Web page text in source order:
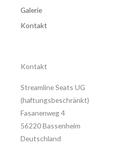
Galerie
Kontakt
Kontakt
Streamline Seats UG
(haftungsbeschränkt)
Fasanenweg 4
56220 Bassenheim
Deutschland